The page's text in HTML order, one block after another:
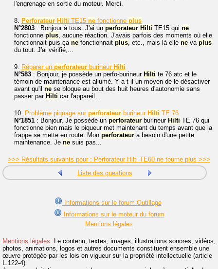
l'engrenage en sortie du moteur. Merci.
8. Perforateur Hilti TE15 ne fonctionne plus
N°2803 : Bonjour à tous. J'ai un perforateur Hilti TE15 qui ne
fonctionne plus, aucune réaction. J'avais parfois des moments où elle
fonctionnait puis ça ne fonctionnait plus, etc., mais là elle ne va plus
du tout. J'ai vérifié,...
9. Réparer un perforateur burineur Hilti
N°583 : Bonjour, je possède un perfo-burineur Hilti te 76 atc et le
témoin de maintenance est allumé. Y a-t-il un moyen de le désactiver
avant qu'il ne se bloque au bout des huit heures d'autonomie sans
passer par Hilti car l'appareil...
10. Problème piquage sur perforateur burineur Hilti TE 76
N°1851 : Bonjour, Je possède un perforateur burineur Hilti TE 76 qui
fonctionne bien mais le piqueur met maintenant du temps avant que la
frappe se mette en route. Mon perforateur a besoin d'une petite
maintenance. Je ne suis pas...
>>> Résultats suivants pour : Perforateur Hilti TE60 ne tourne plus >>>
Liste des questions
Informations sur le forum Outillage
Informations sur le moteur du forum
Mentions légales
Mentions légales : Le contenu, textes, images, illustrations sonores, vidéos,
photos, animations, logos et autres documents constituent ensemble une
œuvre protégée par les lois en vigueur sur la propriété intellectuelle (article
L.122-4).